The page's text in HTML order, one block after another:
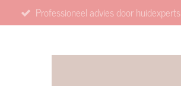
Professioneel advies door huidexperts